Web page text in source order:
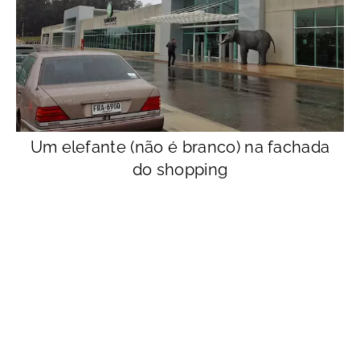
Um elefante (não é branco) na fachada
do shopping